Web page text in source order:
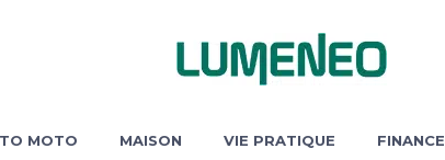
MOTO MAISON VIE PRATIQUE FINANCE